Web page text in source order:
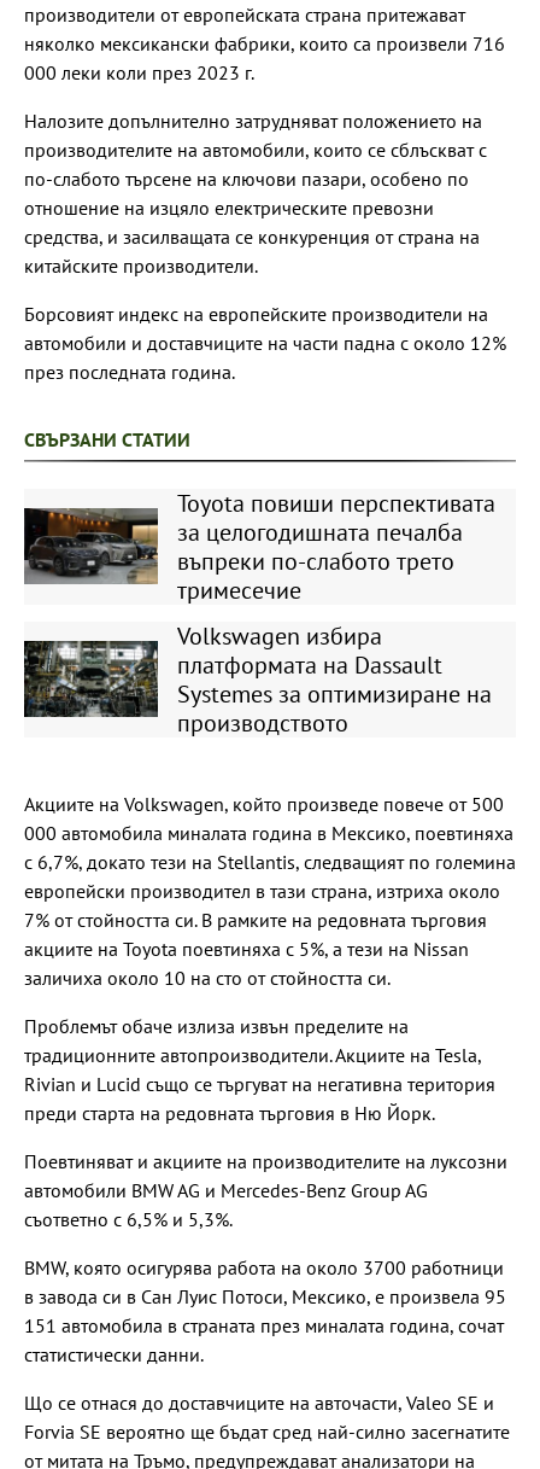
производители от европейската страна притежават
няколко мексикански фабрики, които са произвели 716
000 леки коли през 2023 г.
Налозите допълнително затрудняват положението на
производителите на автомобили, които се сблъскват с
по-слабото търсене на ключови пазари, особено по
отношение на изцяло електрическите превозни
средства, и засилващата се конкуренция от страна на
китайските производители.
Борсовият индекс на европейските производители на
автомобили и доставчиците на части падна с около 12%
през последната година.
СВЪРЗАНИ СТАТИИ
Toyota повиши перспективата
за целогодишната печалба
въпреки по-слабото трето
тримесечие
Volkswagen избира
платформата на Dassault
Systemes за оптимизиране на
производството
Акциите на Volkswagen, който произведе повече от 500
000 автомобила миналата година в Мексико, поевтиняха
с 6,7%, докато тези на Stellantis, следващият по големина
европейски производител в тази страна, изтриха около
7% от стойността си. В рамките на редовната търговия
акциите на Toyota поевтиняха с 5%, а тези на Nissan
заличиха около 10 на сто от стойността си.
Проблемът обаче излиза извън пределите на
традиционните автопроизводители. Акциите на Tesla,
Rivian и Lucid също се търгуват на негативна територия
преди старта на редовната търговия в Ню Йорк.
Поевтиняват и акциите на производителите на луксозни
автомобили BMW AG и Mercedes-Benz Group AG
съответно с 6,5% и 5,3%.
BMW, която осигурява работа на около 3700 работници
в завода си в Сан Луис Потоси, Мексико, е произвела 95
151 автомобила в страната през миналата година, сочат
статистически данни.
Що се отнася до доставчиците на авточасти, Valeo SE и
Forvia SE вероятно ще бъдат сред най-силно засегнатите
от митата на Тръмо, предупреждават анализатори на